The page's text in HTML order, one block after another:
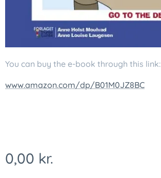
You can buy the e-book through this link:
www.amazon.com/dp/B01M0JZ8BC
0,00 kr.